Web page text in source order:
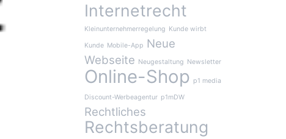
Internetrecht
Kleinunternehmerregelung Kunde wirbt
Kunde Mobile-App Neue
Webseite Neugestaltung Newsletter
Online-Shop p1 media
Discount-Werbeagentur p1mDW
Rechtliches
Rechtsberatung